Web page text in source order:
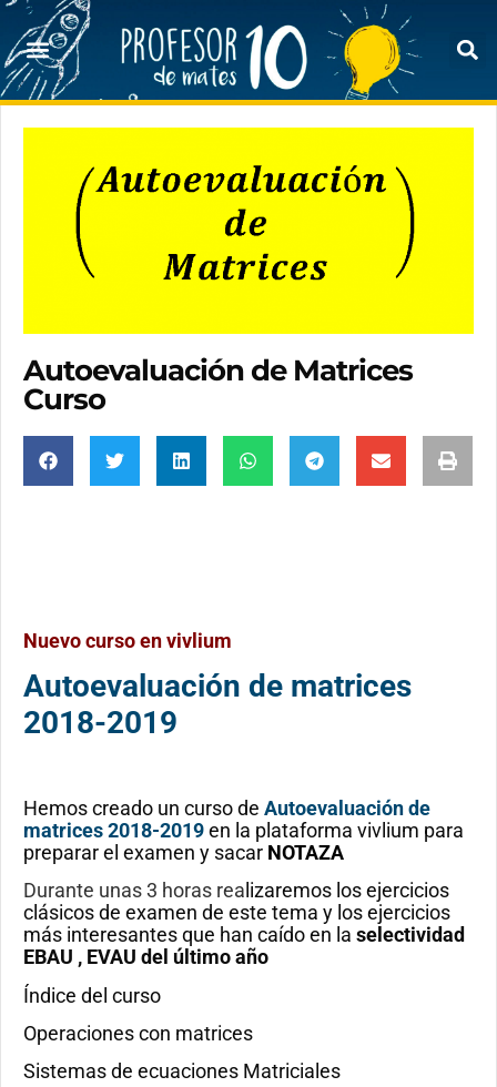
Autoevaluación de Matrices
Curso
Nuevo curso en vivlium
Autoevaluación de matrices
2018-2019
Hemos creado un curso de Autoevaluación de
matrices 2018-2019en la plataforma vivlium para
preparar el examen y sacar NOTAZA
Durante unas 3 horas rea lizaremos los ejercicios
clásicos de examen de este tema y los ejercicios
más interesantes que han caído en la selectividad
EBAU , EVAU del último año
Índice del curso
Operaciones con matrices
Sistemas de ecuaciones Matriciales